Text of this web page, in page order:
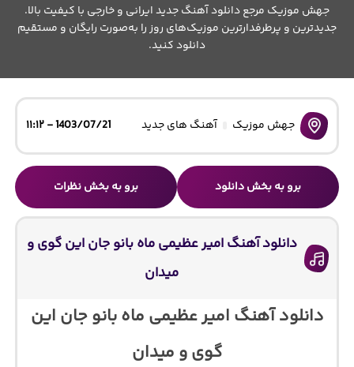
جهش موزیک مرجع دانلود آهنگ جدید ایرانی و خارجی با کیفیت بالا.
جدیدترین و پرطرفدارترین موزیک‌های روز را به‌صورت رایگان و مستقیم
دانلود کنید.
جهش موزیک آهنگ های جدید 1403/07/21 - ۱۱:۱۲
برو به بخش دانلود برو به بخش نظرات
دانلود آهنگ امیر عظیمی ماه بانو جان این گوی و
میدان
دانلود آهنگ امیر عظیمی ماه بانو جان این
گوی و میدان